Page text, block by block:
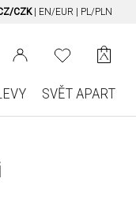
CZK EN/EUR PL/PLN
SVĚT APART